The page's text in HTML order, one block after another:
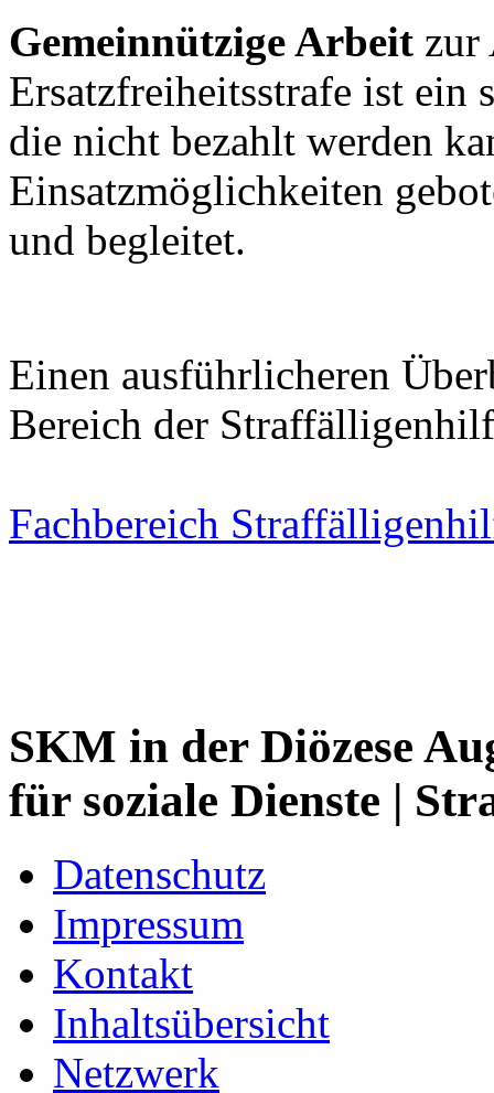
Gemeinnützige Arbeit zur
Ersatzfreiheitsstrafe ist ein
die nicht bezahlt werden
Einsatzmöglichkeiten
und begleitet.
Einen ausführlicheren
Bereich der
Fachbereich
SKM in der Diözese
für soziale Dienste |
Datenschutz
Impressum
Kontakt
Inhaltsübersicht
Netzwerk